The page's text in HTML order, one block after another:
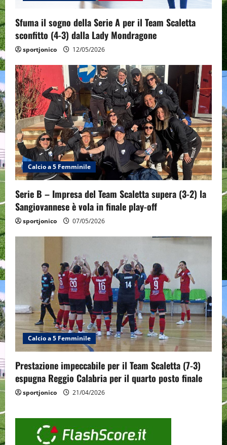
o
n
Sfuma il sogno della Serie A per il Team Scaletta
sconfitto (4-3) dalla Lady Mondragone
sportjonico 12/05/2026
Calcio a 5 Femminile
Serie B – Impresa del Team Scaletta supera (3-2) la
Sangiovannese è vola in finale play-off
sportjonico 07/05/2026
Calcio a 5 Femminile
Prestazione impeccabile per il Team Scaletta (7-3)
espugna Reggio Calabria per il quarto posto finale
sportjonico 21/04/2026